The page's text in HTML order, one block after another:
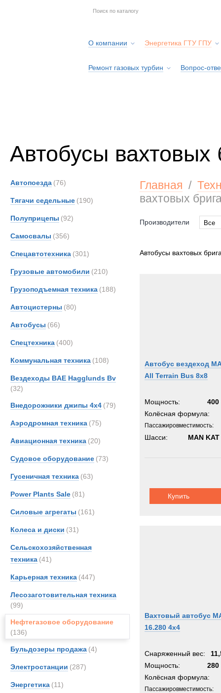
О компании Энергетика ГТУ ГПУ
Ремонт газовых турбин Вопрос-
Автобусы вахтовых
Автопоезда (76)
Тягачи седельные (190)
Полуприцепы (92)
Самосвалы (356)
Спецавтотехника (301)
Грузовые автомобили (210)
Грузоподъемная техника (188)
Автоцистерны (80)
Автобусы (66)
Спецтехника (400)
Коммунальная техника (108)
Вездеходы BAE Hagglunds Bv
(32)
Внедорожники джипы 4х4 (79)
Аэродромная техника (75)
Авиационная техника (20)
Судовое оборудование (73)
Гусеничная техника (63)
Power Plants Sale (81)
Силовые агрегаты (161)
Колеса и диски (31)
Сельскохозяйственная
техника (41)
Карьерная техника (447)
Лесозаготовительная техника
(99)
Нефтегазовое оборудование
(136)
Бульдозеры продажа (4)
Электростанции (287)
Энергетика (11)
Главная /
вахтовых
Производители
Все
Автобусы вахтовых
Автобус вездеход
All Terrain Bus 8x8
Мощность:
400
Колёсная формула:
Пассажировместимость:
Шасси: MAN
Купить
Вахтовый автобус
16.280 4x4
Снаряженный вес:
Мощность:
280
Колёсная формула:
Пассажировместимость: